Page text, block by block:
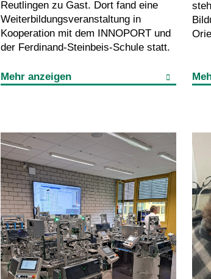
Reutlingen zu Gast. Dort fand eine
Weiterbildungsveranstaltung in
Kooperation mit dem INNOPORT und
der Ferdinand-Steinbeis-Schule statt.
Mehr anzeigen